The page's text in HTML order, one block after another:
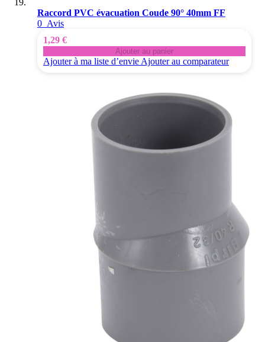
Raccord PVC évacuation Coude 90° 40mm FF
0 Avis
1,29 €
Ajouter au panier
Ajouter à ma liste d’envie Ajouter au comparateur